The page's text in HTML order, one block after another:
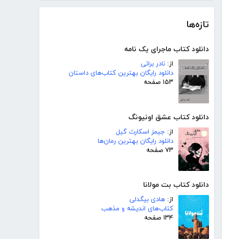
تازه‌ها
دانلود کتاب ماجرای یک نامه
از: نادر براتی
دانلود رایگان بهترین کتاب‌های داستان
۱۵۳ صفحه
دانلود کتاب عشق اونیونگ
از: جیمز اسکارث گیل
دانلود رایگان بهترین رمان‌ها
۷۳ صفحه
دانلود کتاب بت مولانا
از: هادی بیگدلی
کتاب‌های اندیشه و مذهب
۱۳۴ صفحه